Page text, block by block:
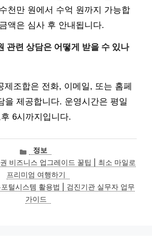
천만 원에서 수억 원까지 가능합
액은 심사 후 안내됩니다.
관련 상담은 어떻게 받을 수 있나
제조합은 전화, 이메일, 또는 홈페
을 제공합니다. 운영시간은 평일
6시까지입니다.
카
테
고
리
정보
비즈니스 업그레이드 꿀팁 | 최소 마일로
프리미엄 여행하기
털시스템 활용법 | 검진기관 실무자 업무
가이드